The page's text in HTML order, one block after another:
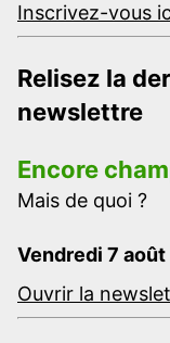
Inscrivez-vous
Relisez la
newslettre
Encore
Mais de quoi ?
Vendredi 7 août
Ouvrir la